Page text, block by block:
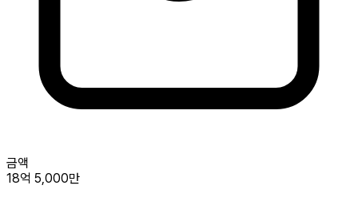
금액
18억 5,000만